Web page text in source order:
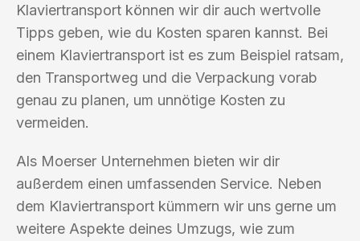
Klaviertransport können wir dir auch wertvolle
Tipps geben, wie du Kosten sparen kannst. Bei
einem Klaviertransport ist es zum Beispiel ratsam,
den Transportweg und die Verpackung vorab
genau zu planen, um unnötige Kosten zu
vermeiden.
Als Moerser Unternehmen bieten wir dir
außerdem einen umfassenden Service. Neben
dem Klaviertransport kümmern wir uns gerne um
weitere Aspekte deines Umzugs, wie zum